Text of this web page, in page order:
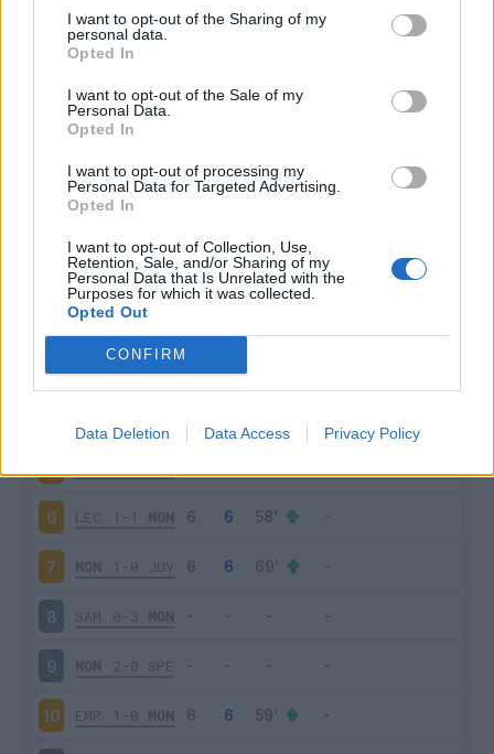
I want to opt-out of the Sharing of my
personal data.
Opted In
I want to opt-out of the Sale of my
Personal Data.
Opted In
I want to opt-out of processing my
Personal Data for Targeted Advertising.
Opted In
I want to opt-out of Collection, Use,
Retention, Sale, and/or Sharing of my
Personal Data that Is Unrelated with the
Purposes for which it was collected.
Opted Out
CONFIRM
Data Deletion Data Access Privacy Policy
stagionale
MON 1-2 TOR
NAP 4-0
3
6 LEC 1-1 MON
7 MON 1-0 JUV
8 SAM 0-3 MON
9 MON 2-0 SPE
10 EMP 1-0 MON